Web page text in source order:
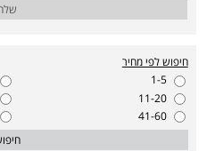
חיפוש לפי מחיר
1-5
11-20
41-60